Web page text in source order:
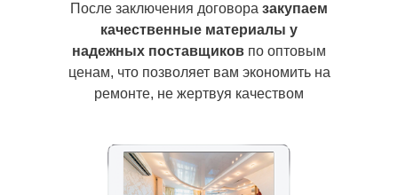
После заключения договора закупаем
качественные материалы у
надежных поставщиков по оптовым
ценам, что позволяет вам экономить на
ремонте, не жертвуя качеством